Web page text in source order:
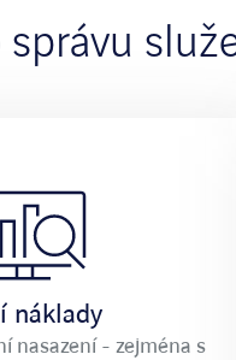
náklady
nasazení - zejména s